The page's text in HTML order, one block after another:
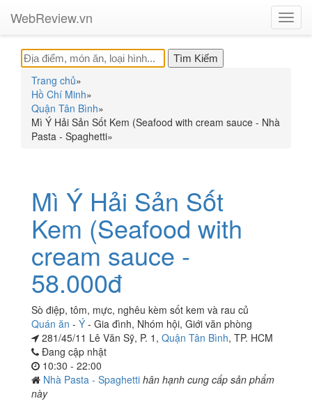
WebReview.vn
Trang chủ»
Hồ Chí Minh»
Quận Tân Bình»
Mì Ý Hải Sản Sốt Kem (Seafood with cream sauce - Nhà
Pasta - Spaghetti»
Mì Ý Hải Sản Sốt
Kem (Seafood with
cream sauce -
58.000đ
Sò điệp, tôm, mực, nghêu kèm sốt kem và rau củ
Quán ăn - Ý - Gia đình, Nhóm hội, Giới văn phòng
281/45/11 Lê Văn Sỹ, P. 1, Quận Tân Bình, TP. HCM
Đang cập nhật
10:30 - 22:00
Nhà Pasta - Spaghetti hân hạnh cung cấp sản phẩm
này